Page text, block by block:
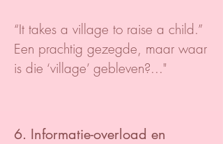
“It takes a village to raise a child.”
Een prachtig gezegde, maar waar
is die ‘village’ gebleven?..."
6. Informatie-overload en